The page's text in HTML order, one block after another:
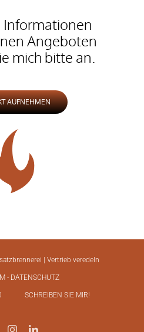
Informationen
Angeboten
mich bitte an.
AUFNEHMEN
| Vertrieb veredeln
- DATENSCHUTZ
SCHREIBEN SIE MIR!
FacebookInstagramLinkedIn